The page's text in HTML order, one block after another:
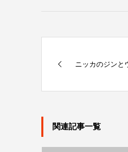
ニッカのジンと
関連記事一覧